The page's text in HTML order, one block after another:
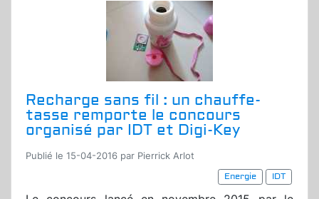
Recharge sans fil : un chauffe-
tasse remporte le concours
organisé par IDT et Digi-Key
Publié le 15-04-2016 par Pierrick Arlot
Energie
IDT